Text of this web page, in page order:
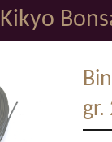
Kikyo
gr.